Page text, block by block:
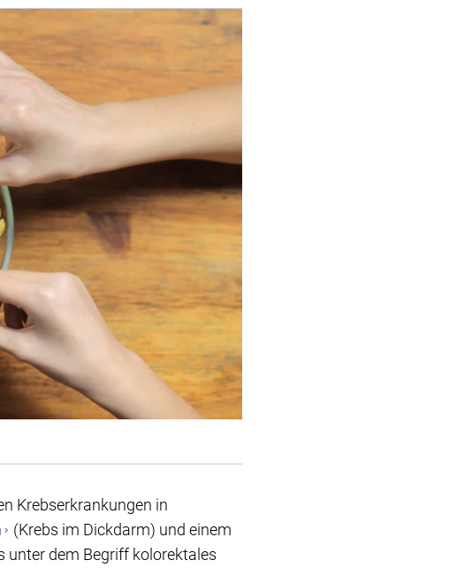
Krebserkrankungen in
(Krebs im Dickdarm) und einem
unter dem Begriff kolorektales